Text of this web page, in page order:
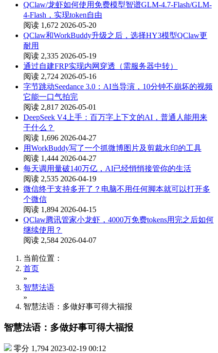
QClaw/龙虾如何使用免费模型智谱GLM-4.7-Flash/GLM-
4-Flash，实现token自由
阅读 1,672 2026-05-20
QClaw和WorkBuddy升级之后，选择HY3模型QClaw更
耐用
阅读 2,335 2026-05-19
通过自建FRP实现内网穿透（需服务器中转）
阅读 2,724 2026-05-16
字节跳动Seedance 3.0：AI当导演，10分钟不崩坏的视频
它能一口气拍完
阅读 2,817 2026-05-01
DeepSeek V4上手：百万字上下文的AI，普通人能用来
干什么？
阅读 1,696 2026-04-27
用WorkBuddy写了一个抓微博图片及剪裁水印的工具
阅读 1,444 2026-04-27
每天调用量破140万亿，AI已经悄悄接管你的生活
阅读 2,535 2026-04-19
微信终于支持多开了？电脑不用任何脚本就可以打开多
个微信
阅读 1,894 2026-04-15
QClaw腾讯管家小龙虾，4000万免费tokens用完之后如何
继续使用？
阅读 2,584 2026-04-07
当前位置：
首页
»
智慧法语
»
智慧法语：多做好事可得大福报
智慧法语：多做好事可得大福报
零分 1,794 2023-02-19 00:12